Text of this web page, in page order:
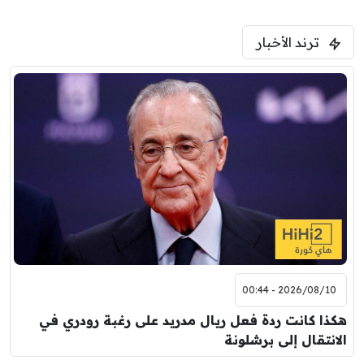
ترند الأخبار
2026/08/10 - 00:44
هكذا كانت ردة فعل ريال مدريد على رغبة رودري في
الانتقال إلى برشلونة